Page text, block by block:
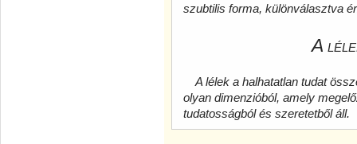
szubtilis forma, különválasztva
A
A lélek a halhatatlan tudat
olyan dimenzióból, amely
tudatosságból és szeretet­ből áll.